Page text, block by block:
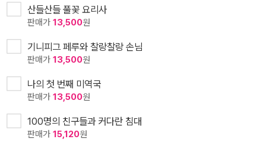
산들산들 풀꽃 요리사
판매가 13,500원
기니피그 페루와 찰랑찰랑 손님
판매가 13,500원
나의 첫 번째 미역국
판매가 13,500원
100명의 친구들과 커다란 침대
판매가 15,120원